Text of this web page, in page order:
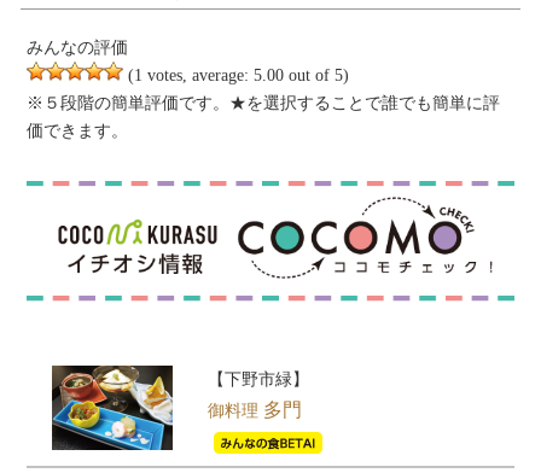
みんなの評価
(1 votes, average:5.00 out of 5)
※５段階の簡単評価です。★を選択することで誰でも簡単に評
価できます。